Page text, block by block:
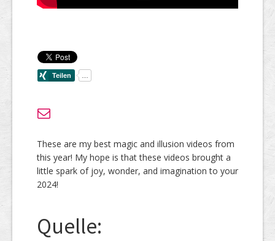
These are my best magic and illusion videos from
this year! My hope is that these videos brought a
little spark of joy, wonder, and imagination to your
2024!
Quelle: